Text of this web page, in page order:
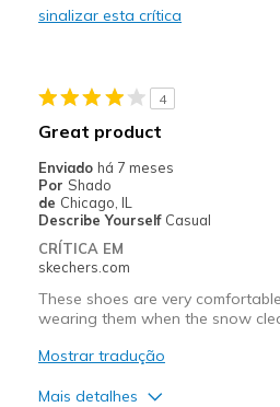
Contras
Melhores utilizações
Sizing
Feels full size
sinalizar esta crítica
4
Great product
Enviado há 7 meses
Por Shado
de Chicago, IL
Describe Yourself Casual
CRÍTICA EM
skechers.com
These shoes are very
wearing them when the snow
Mostrar tradução
Mais detalhes